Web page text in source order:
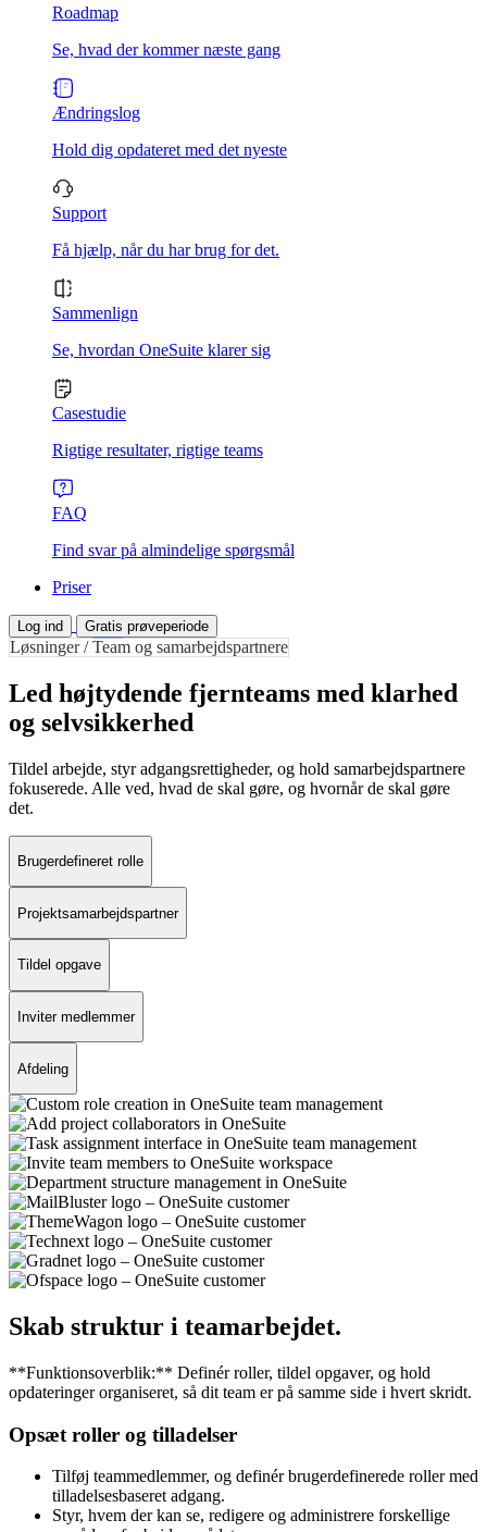
Roadmap
Se, hvad der kommer næste gang
Ændringslog
Hold dig opdateret med det nyeste
Support
Få hjælp, når du har brug for det.
Sammenlign
Se, hvordan OneSuite klarer sig
Casestudie
Rigtige resultater, rigtige teams
FAQ
Find svar på almindelige spørgsmål
Priser
Log ind Gratis prøveperiode
Løsninger / Team og samarbejdspartnere
Led højtydende fjernteams med klarhed
og selvsikkerhed
Tildel arbejde, styr adgangsrettigheder, og hold samarbejdspartnere
fokuserede. Alle ved, hvad de skal gøre, og hvornår de skal gøre
det.
Brugerdefineret rolle
Projektsamarbejdspartner
Tildel opgave
Inviter medlemmer
Afdeling
Skab struktur i teamarbejdet.
**Funktionsoverblik:** Definér roller, tildel opgaver, og hold
opdateringer organiseret, så dit team er på samme side i hvert skridt.
Opsæt roller og tilladelser
Tilføj teammedlemmer, og definér brugerdefinerede roller med
tilladelsesbaseret adgang.
Styr, hvem der kan se, redigere og administrere forskellige